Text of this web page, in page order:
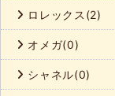
ロレックス(2)
オメガ(0)
シャネル(0)